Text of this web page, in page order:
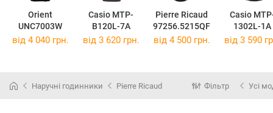
Orient
UNC7003W
Casio MTP-
B120L-7A
Pierre Ricaud
97256.5215QF
Casio
1302L-1A
від 4 040 грн. від 3 620 грн. від 4 500 грн. від 3 590
Наручні годинники Pierre Ricaud Фільтр Усі